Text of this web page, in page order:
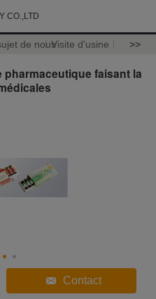
CO.,LTD
de nousVisite d'usine >>
pharmaceutique faisant la
Contact